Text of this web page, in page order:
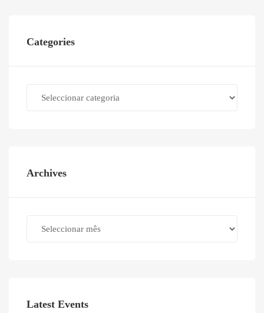
Categories
Archives
Latest Events